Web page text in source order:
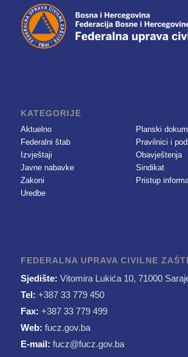
KATEGORIJE
Aktuelno
Federalni štab
Izvještaji
Javne nabavke
Zakoni
Uredbe
Planski
Pravilnici i
Obavještenja
Sindikat
Pristup
FEDERALNA UPRAVA CIVILNE
Sjedište: Vitomira Lukića 10, 71000
Tel: +387 33 779 450
Fax: +387 33 779 499
Web: fucz.gov.ba
E-mail: fucz@fucz.gov.ba